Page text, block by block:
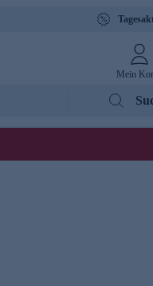
Mein